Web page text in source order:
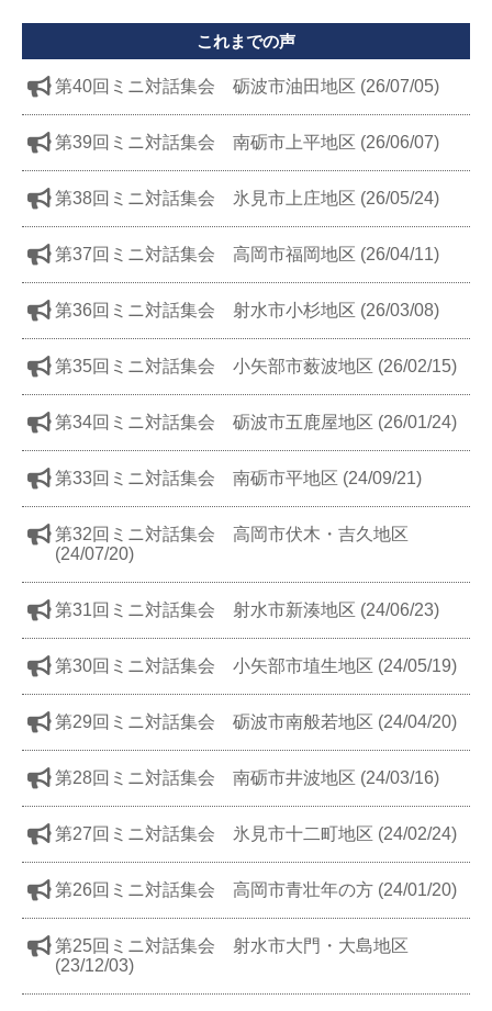
これまでの声
第40回ミニ対話集会 砺波市油田地区 (26/07/05)
第39回ミニ対話集会 南砺市上平地区 (26/06/07)
第38回ミニ対話集会 氷見市上庄地区 (26/05/24)
第37回ミニ対話集会 高岡市福岡地区 (26/04/11)
第36回ミニ対話集会 射水市小杉地区 (26/03/08)
第35回ミニ対話集会 小矢部市薮波地区 (26/02/15)
第34回ミニ対話集会 砺波市五鹿屋地区 (26/01/24)
第33回ミニ対話集会 南砺市平地区 (24/09/21)
第32回ミニ対話集会 高岡市伏木・吉久地区
(24/07/20)
第31回ミニ対話集会 射水市新湊地区 (24/06/23)
第30回ミニ対話集会 小矢部市埴生地区 (24/05/19)
第29回ミニ対話集会 砺波市南般若地区 (24/04/20)
第28回ミニ対話集会 南砺市井波地区 (24/03/16)
第27回ミニ対話集会 氷見市十二町地区 (24/02/24)
第26回ミニ対話集会 高岡市青壮年の方 (24/01/20)
第25回ミニ対話集会 射水市大門・大島地区
(23/12/03)